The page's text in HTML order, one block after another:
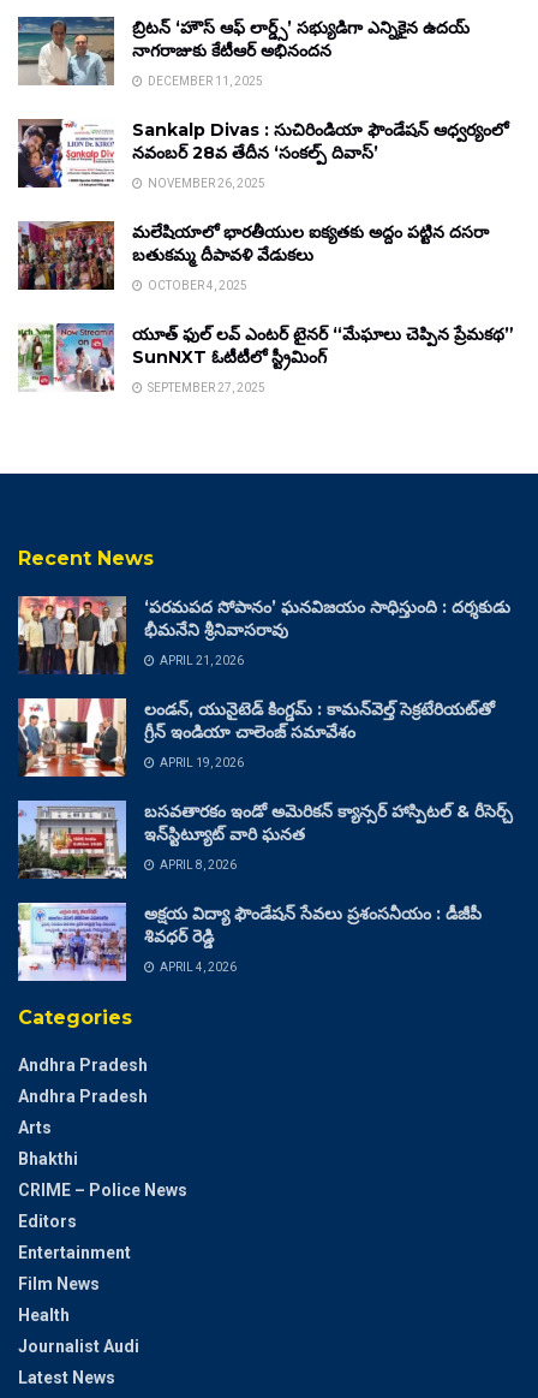
బ్రిటన్ ‘హౌస్ ఆఫ్ లార్డ్స్’ సభ్యుడిగా ఎన్నికైన ఉదయ్
నాగరాజుకు కేటీఆర్ అభినందన
DECEMBER 11, 2025
Sankalp Divas : సుచిరిండియా ఫౌండేషన్ ఆధ్వర్యంలో
నవంబర్ 28వ తేదీన ‘సంకల్ప్ దివాస్’
NOVEMBER 26, 2025
మలేషియాలో భారతీయుల ఐక్యతకు అద్దం పట్టిన దసరా
బతుకమ్మ దీపావళి వేడుకలు
OCTOBER 4, 2025
యూత్ ఫుల్ లవ్ ఎంటర్ టైనర్ “మేఘాలు చెప్పిన ప్రేమకథ”
SunNXT ఓటీటీలో స్ట్రీమింగ్
SEPTEMBER 27, 2025
Recent News
‘పరమపద సోపానం’ ఘనవిజయం సాధిస్తుంది : దర్శకుడు
భీమనేని శ్రీనివాసరావు
APRIL 21, 2026
లండన్, యునైటెడ్ కింగ్డమ్ : కామన్‌వెల్త్ సెక్రటేరియట్‌తో
గ్రీన్ ఇండియా చాలెంజ్ సమావేశం
APRIL 19, 2026
బసవతారకం ఇండో అమెరికన్ క్యాన్సర్ హాస్పిటల్ & రీసెర్చ్
ఇన్‌స్టిట్యూట్ వారి ఘనత
APRIL 8, 2026
అక్షయ విద్యా ఫౌండేషన్ సేవలు ప్రశంసనీయం : డీజీపీ
శివధర్ రెడ్డి
APRIL 4, 2026
Categories
Andhra Pradesh
Andhra Pradesh
Arts
Bhakthi
CRIME – Police News
Editors
Entertainment
Film News
Health
Journalist Audi
Latest News